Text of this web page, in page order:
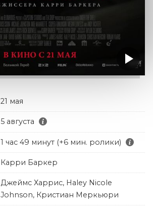
21 мая
5 августа
1 час 49 минут (+6 мин. ролики)
Карри Баркер
Джеймс Харрис, Haley Nicole
Johnson, Кристиан Меркьюри